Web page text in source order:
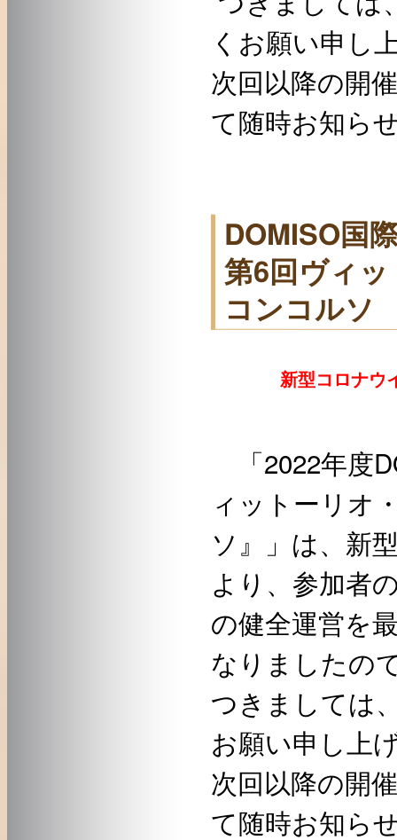
くお願い申し
次回以降の開
て随時お知ら
DOMISO国
第6回ヴィ
コンコルソ
新型コロナウ
「2022年度
ィットーリオ
ソ』」は、新
より、参加者
の健全運営を
なりましたの
つきましては
お願い申し上
次回以降の開
て随時お知ら